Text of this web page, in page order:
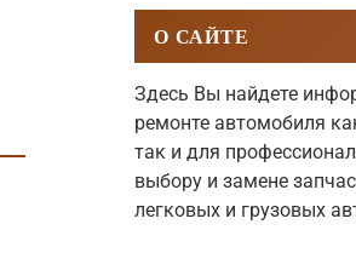
О САЙТЕ
Здесь Вы найдете
ремонте автомобиля
так и для
выбору и замене
легковых и грузовых